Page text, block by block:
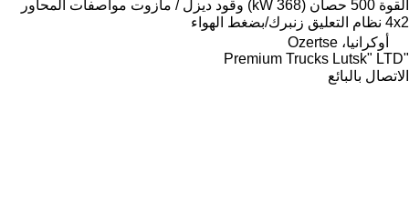
القوة 500 حصان (368 kW) وقود ديزل / مازوت مواصفات المحاور
4x2 نظام التعليق زنبرك/بضغط الهواء
أوكرانيا، Ozertse
"Premium Trucks Lutsk" LTD
الاتصال بالبائع